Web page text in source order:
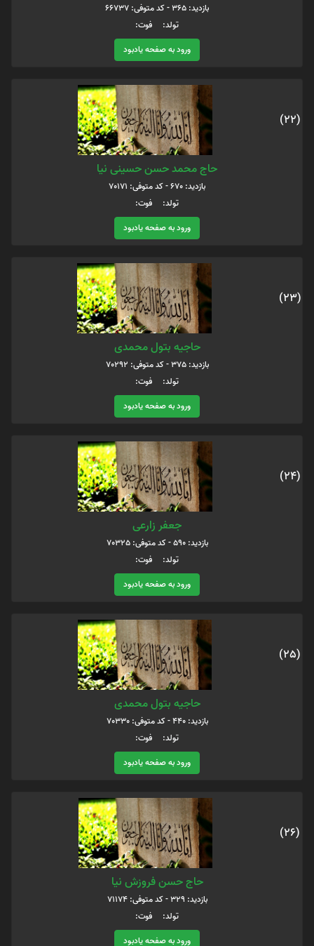
بازدید: 365 - کد متوفی: 66737
تولد: فوت:
ورود به صفحه یادبود
(22)
حاج محمد حسن حسینی نیا
بازدید: 670 - کد متوفی: 70171
تولد: فوت:
ورود به صفحه یادبود
(23)
حاجیه بتول محمدی
بازدید: 375 - کد متوفی: 70292
تولد: فوت:
ورود به صفحه یادبود
(24)
جعفر زارعی
بازدید: 590 - کد متوفی: 70325
تولد: فوت:
ورود به صفحه یادبود
(25)
حاجیه بتول محمدی
بازدید: 440 - کد متوفی: 70330
تولد: فوت:
ورود به صفحه یادبود
(26)
حاج حسن فروزش نیا
بازدید: 329 - کد متوفی: 71174
تولد: فوت:
ورود به صفحه یادبود